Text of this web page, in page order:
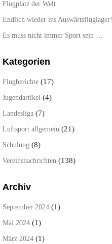
Flugplatz der Welt
Endlich wieder ins Auswärtsfluglager!
Es muss nicht immer Sport sein …
Kategorien
Flugberichte (17)
Jugendartikel (4)
Landesliga (7)
Luftsport allgemein (21)
Schulung (8)
Vereinsnachrichten (138)
Archiv
September 2024 (1)
Mai 2024 (1)
März 2024 (1)